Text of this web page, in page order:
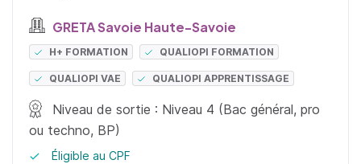
GRETA Savoie Haute-Savoie
H+ FORMATION QUALIOPI FORMATION
QUALIOPI VAE QUALIOPI APPRENTISSAGE
Niveau de sortie : Niveau 4 (Bac général, pro
ou techno, BP)
Éligible au CPF